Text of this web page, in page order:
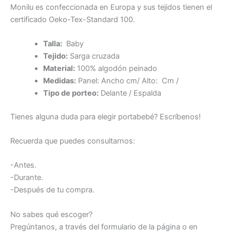
Monilu es confeccionada en Europa y sus tejidos tienen el
certificado Oeko-Tex-Standard 100.
Talla:Baby
Tejido:Sarga cruzada
Material:100% algodón peinado
Medidas:Panel: Ancho cm/ Alto: Cm /
Tipo de porteo:Delante / Espalda
Tienes alguna duda para elegir portabebé? Escríbenos!
Recuerda que puedes consultarnos:
-Antes.
-Durante.
-Después de tu compra.
No sabes qué escoger?
Pregúntanos, a través del formulario de la página o en